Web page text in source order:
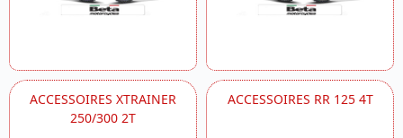
ACCESSOIRES XTRAINER
250/300 2T
ACCESSOIRES RR 125 4T